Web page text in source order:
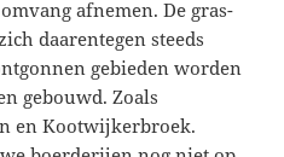
afnemen. De gras-
daarentegen steeds
gebieden worden
gebouwd. Zoals
en Kootwijkerbroek.